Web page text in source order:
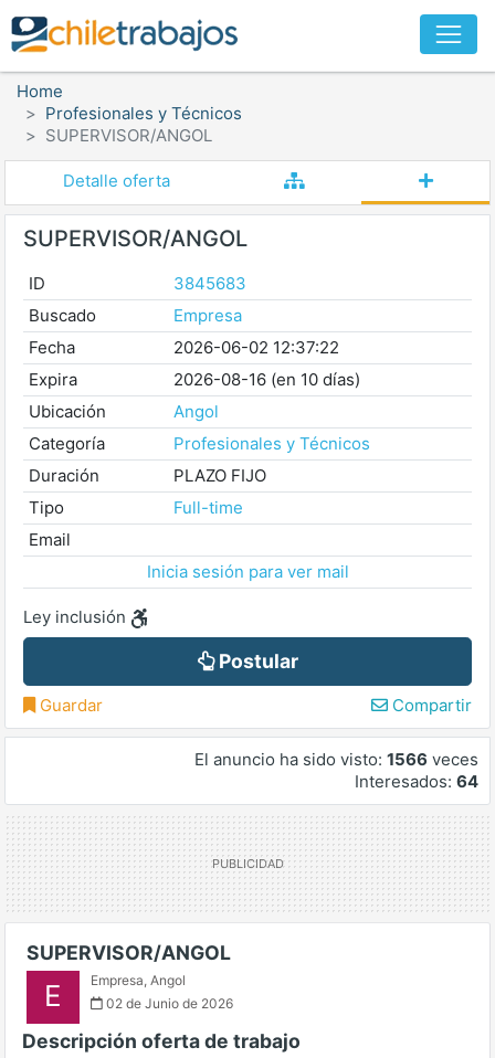
Home
Profesionales y Técnicos
SUPERVISOR/ANGOL
Detalle oferta
SUPERVISOR/ANGOL
ID
3845683
Buscado
Empresa
Fecha
2026-06-02 12:37:22
Expira
2026-08-16 (en 10 días)
Ubicación
Angol
Categoría
Profesionales y Técnicos
Duración
PLAZO FIJO
Tipo
Full-time
Email
Inicia sesión para ver mail
Ley inclusión
Postular
Guardar Compartir
El anuncio ha sido visto: 1566 veces
Interesados: 64
SUPERVISOR/ANGOL
E Empresa, Angol
02 de Junio de 2026
Descripción oferta de trabajo